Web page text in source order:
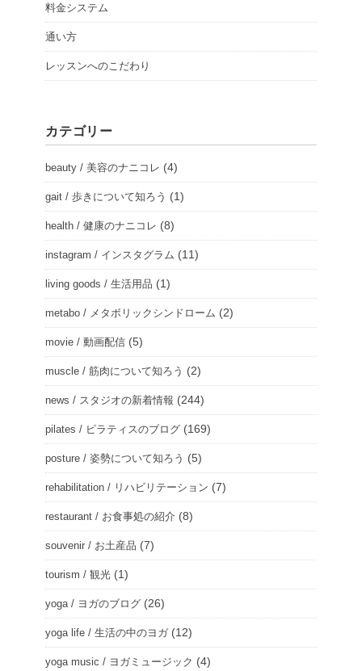
料金システム
通い方
レッスンへのこだわり
カテゴリー
beauty / 美容のナニコレ (4)
gait / 歩きについて知ろう (1)
health / 健康のナニコレ (8)
instagram / インスタグラム (11)
living goods / 生活用品 (1)
metabo / メタボリックシンドローム (2)
movie / 動画配信 (5)
muscle / 筋肉について知ろう (2)
news / スタジオの新着情報 (244)
pilates / ピラティスのブログ (169)
posture / 姿勢について知ろう (5)
rehabilitation / リハビリテーション (7)
restaurant / お食事処の紹介 (8)
souvenir / お土産品 (7)
tourism / 観光 (1)
yoga / ヨガのブログ (26)
yoga life / 生活の中のヨガ(12)
yoga music / ヨガミュージック (4)